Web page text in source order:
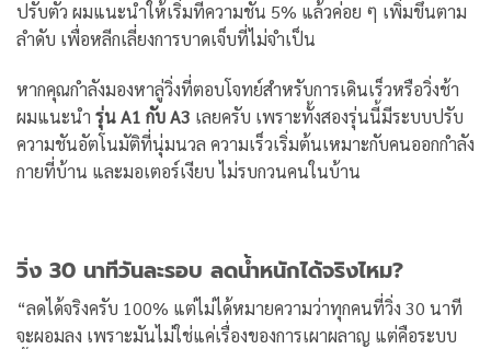
ปรับตัว ผมแนะนำให้เริ่มที่ความชัน 5% แล้วค่อย ๆ เพิ่มขึ้นตาม
ลำดับ เพื่อหลีกเลี่ยงการบาดเจ็บที่ไม่จำเป็น
หากคุณกำลังมองหาลู่วิ่งที่ตอบโจทย์สำหรับการเดินเร็วหรือวิ่งช้า
ผมแนะนำ รุ่น A1 กับ A3 เลยครับ เพราะทั้งสองรุ่นนี้มีระบบปรับ
ความชันอัตโนมัติที่นุ่มนวล ความเร็วเริ่มต้นเหมาะกับคนออกกำลัง
กายที่บ้าน และมอเตอร์เงียบ ไม่รบกวนคนในบ้าน
วิ่ง 30 นาทีวันละรอบ ลดน้ำหนักได้จริงไหม?
“ลดได้จริงครับ 100% แต่ไม่ได้หมายความว่าทุกคนที่วิ่ง 30 นาที
จะผอมลง เพราะมันไม่ใช่แค่เรื่องของการเผาผลาญ แต่คือระบบ